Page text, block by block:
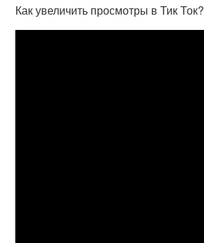
Как увеличить просмотры в Тик Ток?